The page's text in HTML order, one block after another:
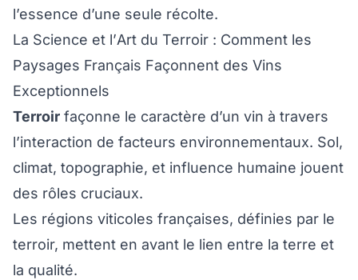
l’essence d’une seule récolte.
La Science et l’Art du Terroir : Comment les
Paysages Français Façonnent des Vins
Exceptionnels
Terroir façonne le caractère d’un vin à travers
l’interaction de facteurs environnementaux. Sol,
climat, topographie, et influence humaine jouent
des rôles cruciaux.
Les régions viticoles françaises, définies par le
terroir, mettent en avant le lien entre la terre et
la qualité.